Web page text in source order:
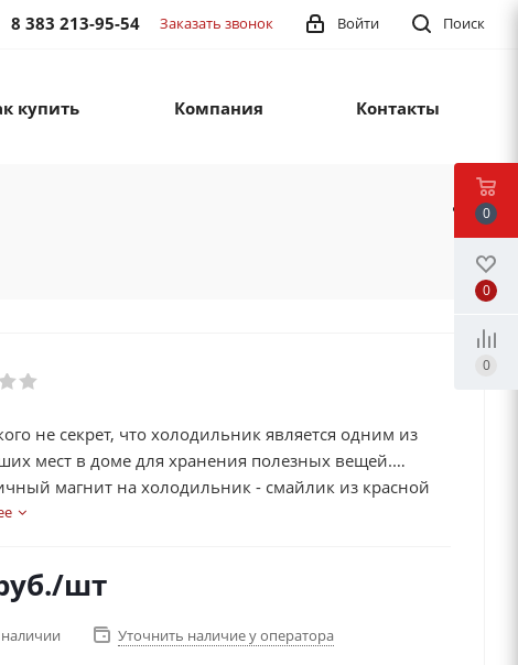
Поиск
Войти
8 383 213-95-54 Заказать звонок
купить Компания Контакты
не секрет, что холодильник является одним из
мест в доме для хранения полезных вещей.
магнит на холодильник - смайлик из красной
как настоящая.
/шт
наличии Уточнить наличие у оператора
0
0
0